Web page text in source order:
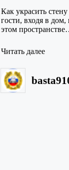
Как украсить
гости, входя в
этом
Читать далее
Запись